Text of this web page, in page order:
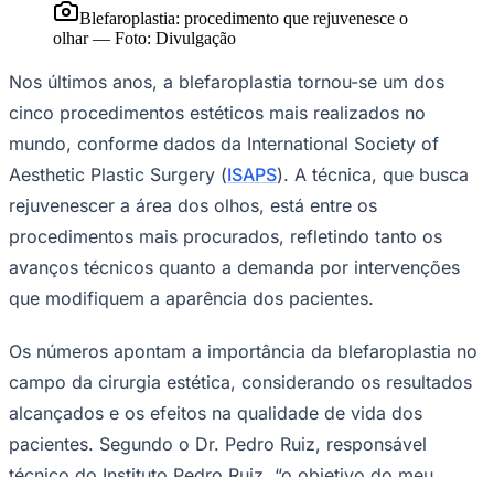
Nos últimos anos, a blefaroplastia tornou-se um dos
mundo, conforme dados da International Society of
Aesthetic Plastic Surgery (ISAPS). A técnica, que busca
rejuvenescer a área dos olhos, está entre os
procedimentos mais procurados, refletindo tanto os
avanços técnicos quanto a demanda por intervenções
que modifiquem a aparência dos pacientes.
Os números apontam a importância da blefaroplastia no
alcançados e os efeitos na qualidade de vida dos
pacientes. Segundo o Dr. Pedro Ruiz, responsável
técnico do Instituto Pedro Ruiz, “o objetivo do meu
procedimento é proporcionar resultados naturais e